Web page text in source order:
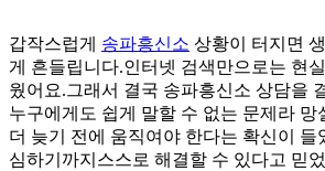
갑작스럽게 송파흥신소 상황이 터지면
게 흔들립니다.인터넷 검색만으로는 현
웠어요.그래서 결국 송파흥신소 상담을
누구에게도 쉽게 말할 수 없는 문제라 망
더 늦기 전에 움직여야 한다는 확신이 들
심하기까지​​스스로 해결할 수 있다고 믿